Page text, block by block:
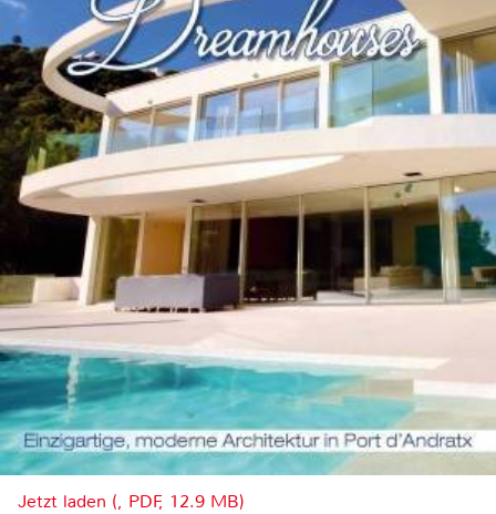
Jetzt laden (, PDF, 12.9 MB)